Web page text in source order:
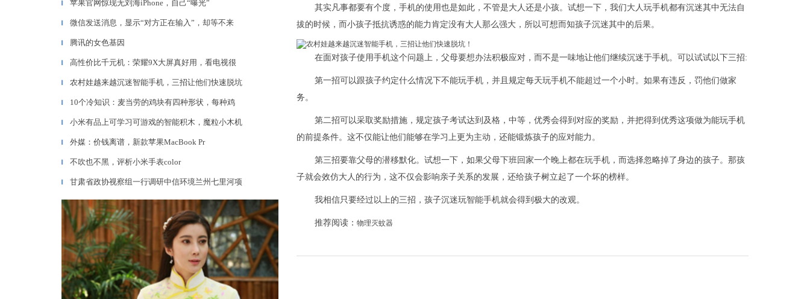
▎ 苹果官网惊现无刘海iPhone，自己“曝光”
▎ 微信发送消息，显示“对方正在输入”，却等不来
▎ 腾讯的女色基因
▎ 高性价比千元机：荣耀9X大屏真好用，看电视很
▎ 农村娃越来越沉迷智能手机，三招让他们快速脱坑
▎ 10个冷知识：麦当劳的鸡块有四种形状，每种鸡
▎ 小米有品上可学习可游戏的智能积木，魔粒小木机
▎ 外媒：价钱离谱，新款苹果MacBook Pr
▎ 不吹也不黑，评析小米手表color
▎ 甘肃省政协视察组一行调研中信环境兰州七里河项
其实凡事都要有个度，手机的使用也是如此，不管是大人还是小孩。试想一下，我们大人玩手机都有沉迷其中无法自
拔的时候，而小孩子抵抗诱惑的能力肯定没有大人那么强大，所以可想而知孩子沉迷其中的后果。
在面对孩子使用手机这个问题上，父母要想办法积极应对，而不是一味地让他们继续沉迷于手机。可以试试以下三招:
第一招可以跟孩子约定什么情况下不能玩手机，并且规定每天玩手机不能超过一个小时。如果有违反，罚他们做家
务。
第二招可以采取奖励措施，规定孩子考试达到及格，中等，优秀会得到对应的奖励，并把得到优秀这项做为能玩手机
的前提条件。这不仅能让他们能够在学习上更为主动，还能锻炼孩子的应对能力。
第三招要靠父母的潜移默化。试想一下，如果父母下班回家一个晚上都在玩手机，而选择忽略掉了身边的孩子。那孩
子就会效仿大人的行为，这不仅会影响亲子关系的发展，还给孩子树立起了一个坏的榜样。
我相信只要经过以上的三招，孩子沉迷玩智能手机就会得到极大的改观。
推荐阅读： 物理灭蚊器